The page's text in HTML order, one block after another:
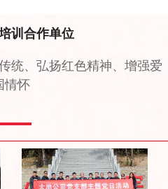
训合作单位
统、弘扬红色精神、增强爱
情怀